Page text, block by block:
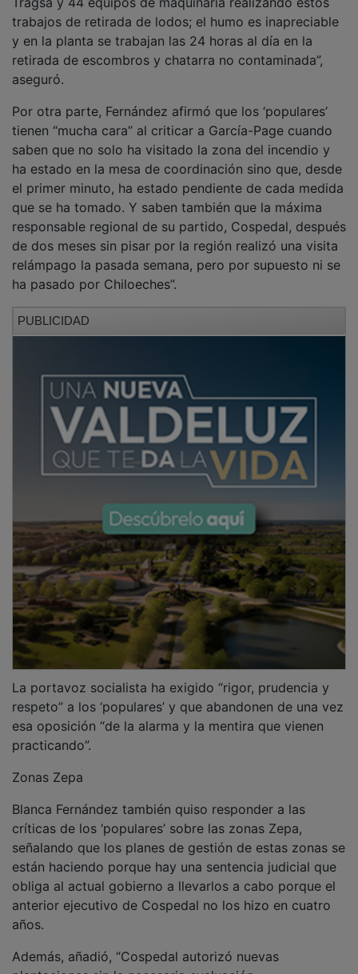
trabajos de retirada de lodos; el humo es inapreciable
y en la planta se trabajan las 24 horas al día en la
retirada de escombros y chatarra no contaminada”,
aseguró.
tienen “mucha cara” al criticar a García-Page cuando
saben que no solo ha visitado la zona del incendio y
ha estado en la mesa de coordinación sino que, desde
el primer minuto, ha estado pendiente de cada medida
que se ha tomado. Y saben también que la máxima
responsable regional de su partido, Cospedal, después
de dos meses sin pisar por la región realizó una visita
relámpago la pasada semana, pero por supuesto ni se
ha pasado por Chiloeches”.
respeto” a los ‘populares’ y que abandonen de una vez
esa oposición “de la alarma y la mentira que vienen
practicando”.
críticas de los ‘populares’ sobre las zonas Zepa,
señalando que los planes de gestión de estas zonas se
están haciendo porque hay una sentencia judicial que
obliga al actual gobierno a llevarlos a cabo porque el
anterior ejecutivo de Cospedal no los hizo en cuatro
años.
plantaciones sin la necesaria evaluación